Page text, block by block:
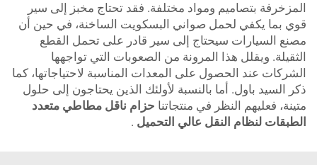
المزخرفة بتصاميم ومواد مختلفة. فقد تحتاج مخبز إلى سير
قوي بما يكفي لحمل صواني البسكويت الساخنة، في حين أن
مصنع السيارات سيحتاج إلى سير قادر على تحمل القطع
الثقيلة. ويقلل هذا المرونة من الصعوبات التي تواجهها
الشركات عند الحصول على المعدات المناسبة لاحتياجاتها، كما
ذكر السيد باول. أما بالنسبة لأولئك الذين يحتاجون إلى حلول
متينة، فعليهم النظر في منتجاتنا حزام ناقل مطاطي متعدد
الطبقات لنظام النقل عالي التحميل .